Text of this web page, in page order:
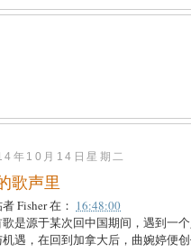
年10月14日星期二
歌声里
者Fisher在： 16:48:00
是源于某次回中国期间，遇到一
遇，在回到加拿大后，曲婉婷便